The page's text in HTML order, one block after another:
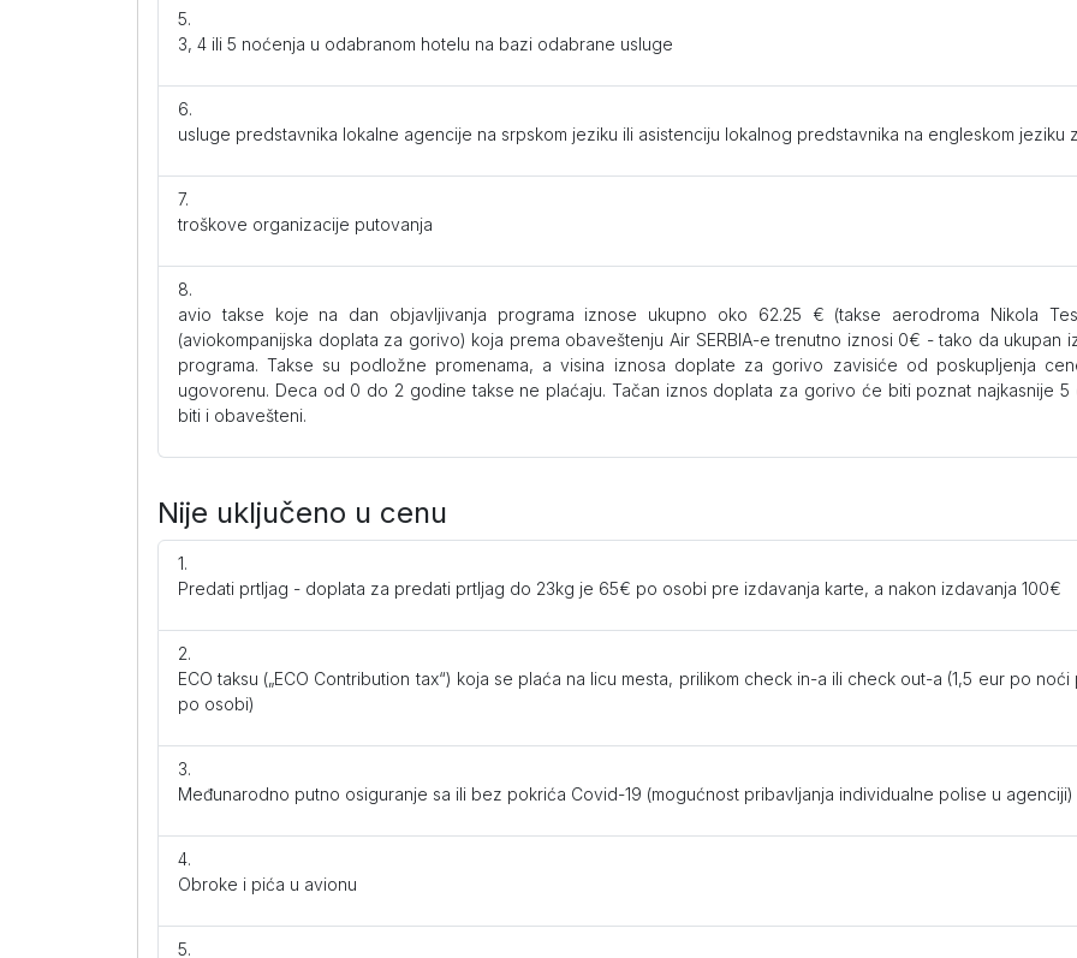
3, 4 ili 5 noćenja u odabranom hotelu na bazi odabrane usluge
usluge predstavnika lokalne agencije na srpskom jeziku ili asistenciju lokalnog predstavnika na engleskom jeziku
troškove organizacije putovanja
avio takse koje na dan objavljivanja programa iznose ukupno oko 62.25 € (takse aerodroma Nikola
(aviokompanijska doplata za gorivo) koja prema obaveštenju Air SERBIA-e trenutno iznosi 0€ - tako da ukupan
programa. Takse su podložne promenama, a visina iznosa doplate za gorivo zavisiće od poskupljenja
ugovorenu. Deca od 0 do 2 godine takse ne plaćaju. Tačan iznos doplata za gorivo će biti poznat najkasnije
biti i obavešteni.
Nije uključeno u cenu
Predati prtljag - doplata za predati prtljag do 23kg je 65€ po osobi pre izdavanja karte, a nakon izdavanja 100€
ECO taksu („ECO Contribution tax“) koja se plaća na licu mesta, prilikom check in-a ili check out-a (1,5 eur po
po osobi)
Međunarodno putno osiguranje sa ili bez pokrića Covid-19 (mogućnost pribavljanja individualne polise u agenciji)
Obroke i pića u avionu